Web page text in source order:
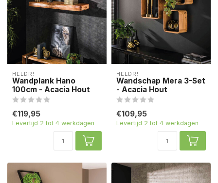
HELDR!
Wandplank Hano
100cm - Acacia Hout
€119,95
Levertijd 2 tot 4 werkdagen
HELDR!
Wandschap Mera 3-Set
- Acacia Hout
€109,95
Levertijd 2 tot 4 werkdagen